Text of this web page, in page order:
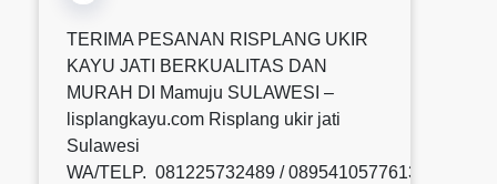
TERIMA PESANAN RISPLANG UKIR
KAYU JATI BERKUALITAS DAN
MURAH DI Mamuju SULAWESI –
lisplangkayu.com Risplang ukir jati
Sulawesi
WA/TELP. 081225732489 / 0895410577613 /